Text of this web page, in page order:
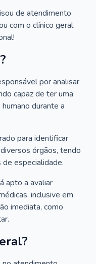
de atendimento
com o clínico geral.
por analisar
capaz de ter uma
durante a
para identificar
órgãos, tendo
especialidade.
apto a avaliar
inclusive em
imediata, como